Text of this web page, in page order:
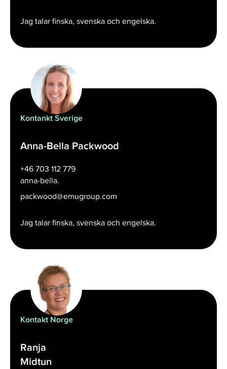
Jag talar finska, svenska och engelska.
Kontankt Sverige
Anna-Bella Packwood
+46 703 112 779
anna-bella.
packwood@emugroup.com
Jag talar finska, svenska och engelska.
Kontakt Norge
Ranja
Midtun